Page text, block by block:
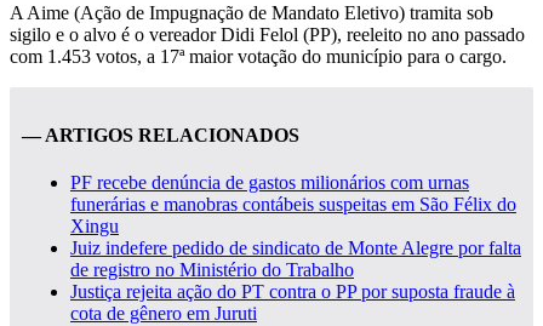
A Aime (Ação de Impugnação de Mandato Eletivo) tramita sob
sigilo e o alvo é o vereador Didi Felol (PP), reeleito no ano passado
com 1.453 votos, a 17ª maior votação do município para o cargo.
— ARTIGOS RELACIONADOS
PF recebe denúncia de gastos milionários com urnas
funerárias e manobras contábeis suspeitas em São Félix do
Xingu
Juiz indefere pedido de sindicato de Monte Alegre por falta
de registro no Ministério do Trabalho
Justiça rejeita ação do PT contra o PP por suposta fraude à
cota de gênero em Juruti